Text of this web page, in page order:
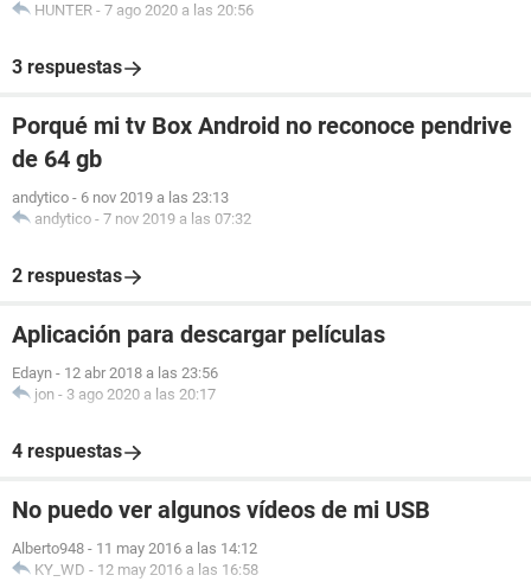
HUNTER - 7 ago 2020 a las 20:56
3 respuestas
Porqué mi tv Box Android no reconoce pendrive
de 64 gb
andytico - 6 nov 2019 a las 23:13
andytico - 7 nov 2019 a las 07:32
2 respuestas
Aplicación para descargar películas
Edayn - 12 abr 2018 a las 23:56
jon - 3 ago 2020 a las 20:17
4 respuestas
No puedo ver algunos vídeos de mi USB
Alberto948 - 11 may 2016 a las 14:12
KY_WD - 12 may 2016 a las 16:58